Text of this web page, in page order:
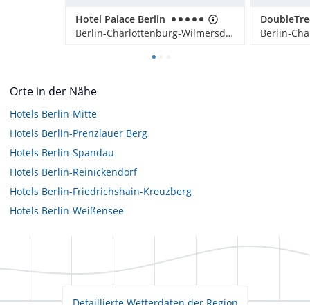
Hotel Palace Berlin
Berlin-Charlottenburg-Wilmersdorf, Deutschland
Orte in der Nähe
Hotels Berlin-Mitte
Hotels Berlin-Prenzlauer Berg
Hotels Berlin-Spandau
Hotels Berlin-Reinickendorf
Hotels Berlin-Friedrichshain-Kreuzberg
Hotels Berlin-Weißensee